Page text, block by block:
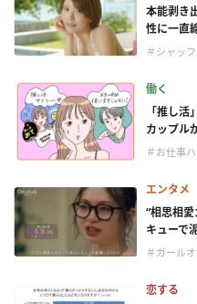
本能剥き
性に一
＃シャッ
働く
「推し
カップル
＃お仕事
エンタメ
“相思相
キューで
＃ガール
恋する